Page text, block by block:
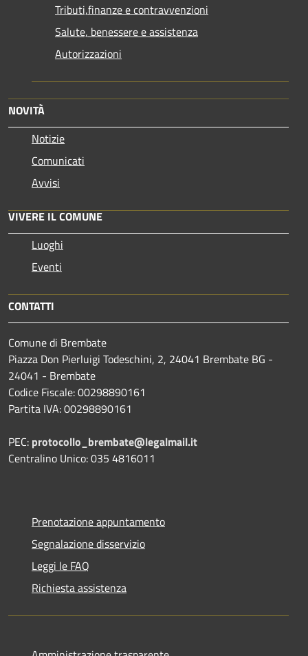
Tributi,finanze e contravvenzioni
Salute, benessere e assistenza
Autorizzazioni
NOVITÀ
Notizie
Comunicati
Avvisi
VIVERE IL COMUNE
Luoghi
Eventi
CONTATTI
Comune di Brembate
Piazza Don Pierluigi Todeschini, 2, 24041 Brembate BG -
24041 - Brembate
Codice Fiscale: 00298890161
Partita IVA: 00298890161
PEC: protocollo_brembate@legalmail.it
Centralino Unico: 035 4816011
Prenotazione appuntamento
Segnalazione disservizio
Leggi le FAQ
Richiesta assistenza